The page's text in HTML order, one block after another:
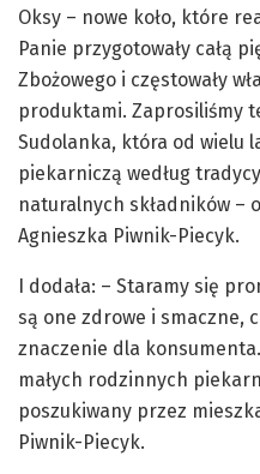
Oksy – nowe koło, które
Panie przygotowały całą
Zbożowego i częstowały
produktami. Zaprosiliśmy
Sudolanka, która od wielu
piekarniczą według
naturalnych składników –
Agnieszka Piwnik-Piecyk.
I dodała: – Staramy się
są one zdrowe i smaczne,
znaczenie dla
małych rodzinnych
poszukiwany przez
Piwnik-Piecyk.